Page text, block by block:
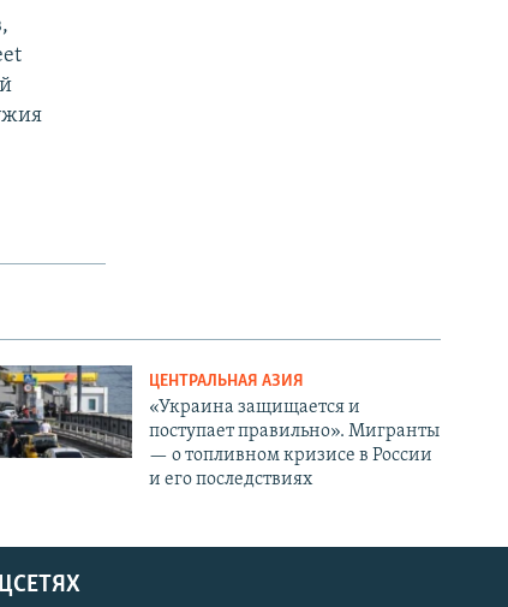
ЦЕНТРАЛЬНАЯ АЗИЯ
«Украина защищается и
поступает правильно». Мигранты
— о топливном кризисе в России
и его последствиях